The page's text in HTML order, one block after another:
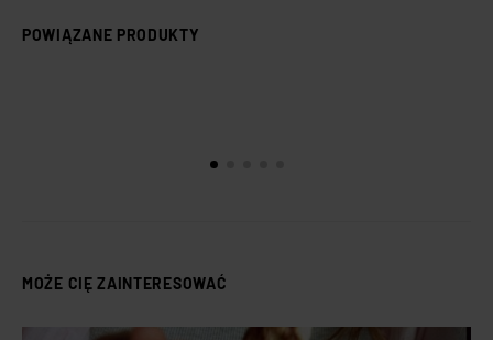
POWIĄZANE PRODUKTY
MOŻE CIĘ ZAINTERESOWAĆ